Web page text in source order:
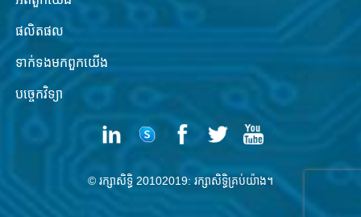
ផលិតផល
ទាក់ទង​មក​ពួក​យើង
បច្ចេកវិទ្យា
© រក្សាសិទ្ធិ 20102019: រក្សាសិទ្ធិគ្រប់យ៉ាង។